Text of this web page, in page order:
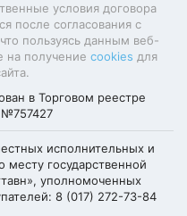
условия договора
после согласования с
пользуясь данным веб-
на получение cookies для
в Торговом реестре
исполнительных и
месту государственной
уполномоченных
8 (017) 272-73-84